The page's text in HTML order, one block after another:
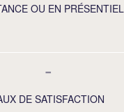
OU EN PRÉSENTIEL
-
DE SATISFACTION